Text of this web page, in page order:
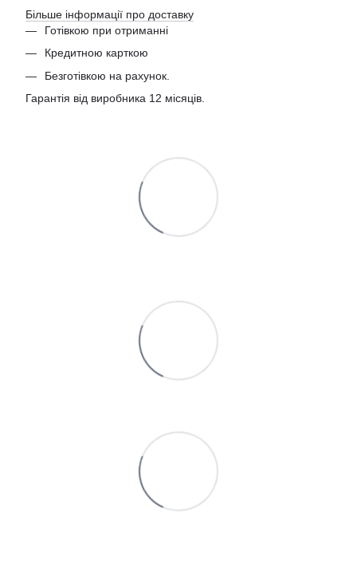
Більше інформації про доставку
Готівкою при отриманні
Кредитною карткою
Безготівкою на рахунок.
Гарантія від виробника 12 місяців.